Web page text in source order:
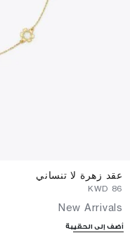
عقد زهرة لا تنساني
New Arrivals
أضف إلى الحقيبة